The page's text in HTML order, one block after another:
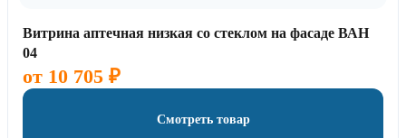
Витрина аптечная низкая со стеклом на фасаде ВАН
04
от 10 705 ₽
Смотреть товар